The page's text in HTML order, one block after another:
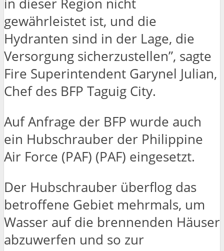
in dieser Region nicht
gewährleistet ist, und die
Hydranten sind in der Lage, die
Versorgung sicherzustellen”, sagte
Fire Superintendent Garynel Julian,
Chef des BFP Taguig City.
Auf Anfrage der BFP wurde auch
ein Hubschrauber der Philippine
Air Force (PAF) (PAF) eingesetzt.
Der Hubschrauber überflog das
betroffene Gebiet mehrmals, um
Wasser auf die brennenden Häuser
abzuwerfen und so zur